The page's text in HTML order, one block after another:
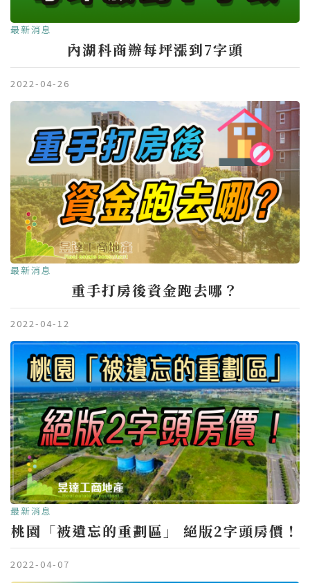
最新消息
內湖科商辦每坪漲到7字頭
2022-04-26
最新消息
重手打房後資金跑去哪？
2022-04-12
最新消息
桃園「被遺忘的重劃區」 絕版2字頭房價！
2022-04-07